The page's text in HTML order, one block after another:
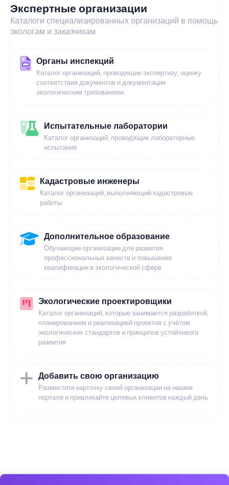
Экспертные организации
Каталоги специализированных организаций в помощь
экологам и заказчикам
Органы инспекций
Каталог организаций, проводящие экспертизу, оценку
соответствия документов и документации
экологическим требованиям
Испытательные лаборатории
Каталог организаций, проводящие лабораторные
испытания
Кадастровые инженеры
Каталог организаций, выполняющий кадастровые
работы
Дополнительное образование
Обучающие организации для развития
профессиональных качеств и повышения
квалификации в экологической сфере
Экологические проектировщики
Каталог организаций, которые занимается разработкой,
планированием и реализацией проектов с учётом
экологических стандартов и принципов устойчивого
развития
Добавить свою организацию
Разместите карточку своей организации на нашем
портале и привлекайте целевых клиентов каждый день